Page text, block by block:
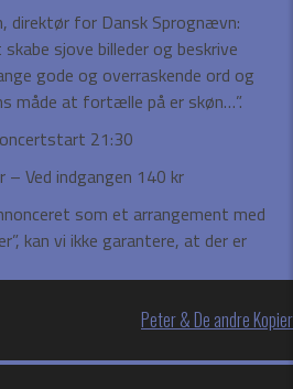
direktør for Dansk Sprognævn:
sjove billeder og beskrive
gode og overraskende ord og
måde at fortælle på er skøn…”.
21:30
Ved indgangen 140 kr
som et arrangement med
kan vi ikke garantere, at der er
Peter & De andre Kopier